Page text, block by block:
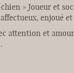
» Joueur et
enjoué
attention et